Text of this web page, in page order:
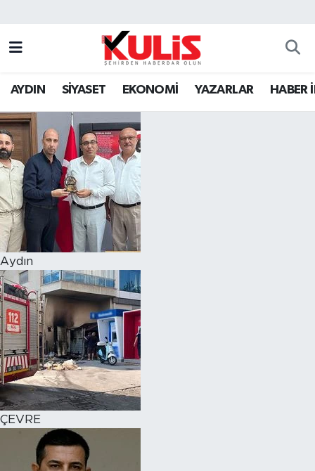
AYDIN SİYASET EKONOMİ YAZARLAR HABER
Aydın
ÇEVRE